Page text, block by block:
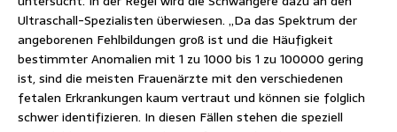
Ultraschall-Spezialisten überwiesen. „Da das Spektrum der
angeborenen Fehlbildungen groß ist und die Häufigkeit
bestimmter Anomalien mit 1 zu 1000 bis 1 zu 100000 gering
ist, sind die meisten Frauenärzte mit den verschiedenen
fetalen Erkrankungen kaum vertraut und können sie folglich
schwer identifizieren. In diesen Fällen stehen die speziell